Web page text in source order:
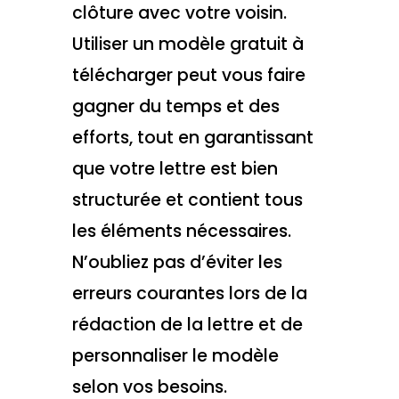
clôture avec votre voisin.
Utiliser un modèle gratuit à
télécharger peut vous faire
gagner du temps et des
efforts, tout en garantissant
que votre lettre est bien
structurée et contient tous
les éléments nécessaires.
N’oubliez pas d’éviter les
erreurs courantes lors de la
rédaction de la lettre et de
personnaliser le modèle
selon vos besoins.